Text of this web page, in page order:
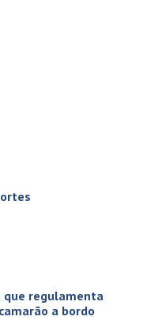
regulamenta
a bordo